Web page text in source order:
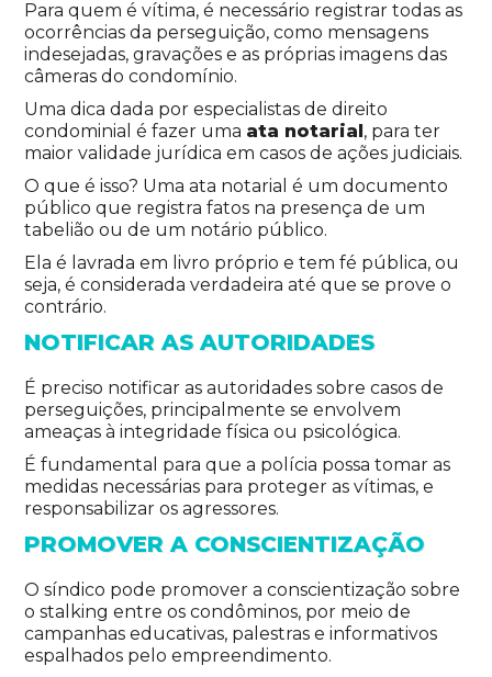
Para quem é vítima, é necessário registrar todas as
ocorrências da perseguição, como mensagens
indesejadas, gravações e as próprias imagens das
câmeras do condomínio.
Uma dica dada por especialistas de direito
condominial é fazer uma ata notarial, para ter
maior validade jurídica em casos de ações judiciais.
O que é isso? Uma ata notarial é um documento
público que registra fatos na presença de um
tabelião ou de um notário público.
Ela é lavrada em livro próprio e tem fé pública, ou
seja, é considerada verdadeira até que se prove o
contrário.
NOTIFICAR AS AUTORIDADES
É preciso notificar as autoridades sobre casos de
perseguições, principalmente se envolvem
ameaças à integridade física ou psicológica.
É fundamental para que a polícia possa tomar as
medidas necessárias para proteger as vítimas, e
responsabilizar os agressores.
PROMOVER A CONSCIENTIZAÇÃO
O síndico pode promover a conscientização sobre
o stalking entre os condôminos, por meio de
campanhas educativas, palestras e informativos
espalhados pelo empreendimento.